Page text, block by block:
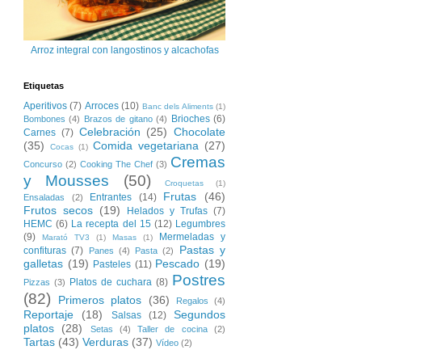
Arroz integral con langostinos y alcachofas
Etiquetas
Aperitivos (7) Arroces (10) Banc dels Aliments (1)
Bombones (4) Brazos de gitano (4) Brioches (6)
Carnes (7) Celebración (25) Chocolate
(35)
Cocas (1) Comida vegetariana (27)
Concurso (2) Cooking The Chef (3) Cremas
y Mousses
(50) Croquetas (1)
Ensaladas (2) Entrantes (14) Frutas
(46)
Frutos secos (19) Helados y Trufas (7)
HEMC (6) La recepta del 15 (12) Legumbres
(9)
Marató TV3 (1) Masas (1)
Mermeladas y
confituras (7) Panes (4) Pasta (2)
Pastas y
galletas (19) Pasteles (11) Pescado (19)
Pizzas (3) Platos de cuchara (8) Postres
(82)
Primeros platos (36) Regalos (4)
Reportaje (18) Salsas (12)
Segundos
platos
(28) Setas (4) Taller de cocina (2)
Tartas (43) Verduras (37) Vídeo (2)